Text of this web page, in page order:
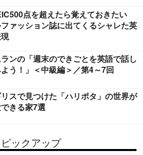
点を超えたら覚えておきたい
ァッション誌に出てくるシャレた英
ンの「週末のできごとを英語で話し
う！」＜中級編＞／第4～7回
スで見つけた「ハリポタ」の世界が
きる家7選
ピックアップ